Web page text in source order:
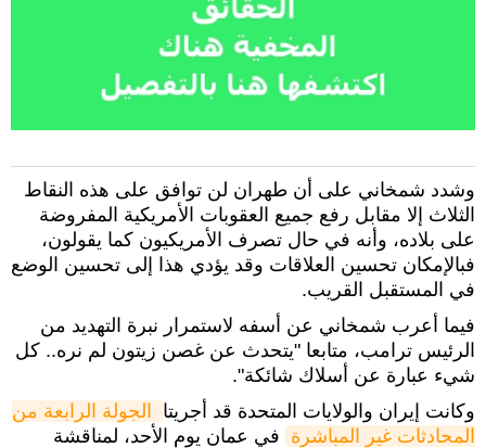
وشدد شمخاني على أن طهران لن توافق على هذه النقاط
الثلاث إلا مقابل رفع جميع العقوبات الأمريكية المفروضة
على بلاده، وأنه في حال تصرف الأمريكيون كما يقولون،
فبالإمكان تحسين العلاقات وقد يؤدي هذا إلى تحسين الوضع
في المستقبل القريب.
فيما أعرب شمخاني عن أسفه لاستمرار نبرة التهديد من
الرئيس ترامب، متابعا "يتحدث عن غصن زيتون لم نره.. كل
شيء عبارة عن أسلاك شائكة".
وكانت إيران والولايات المتحدة قد أجريتا
المحادثات غير المباشرة في عمان يوم الأحد، لمناقشة